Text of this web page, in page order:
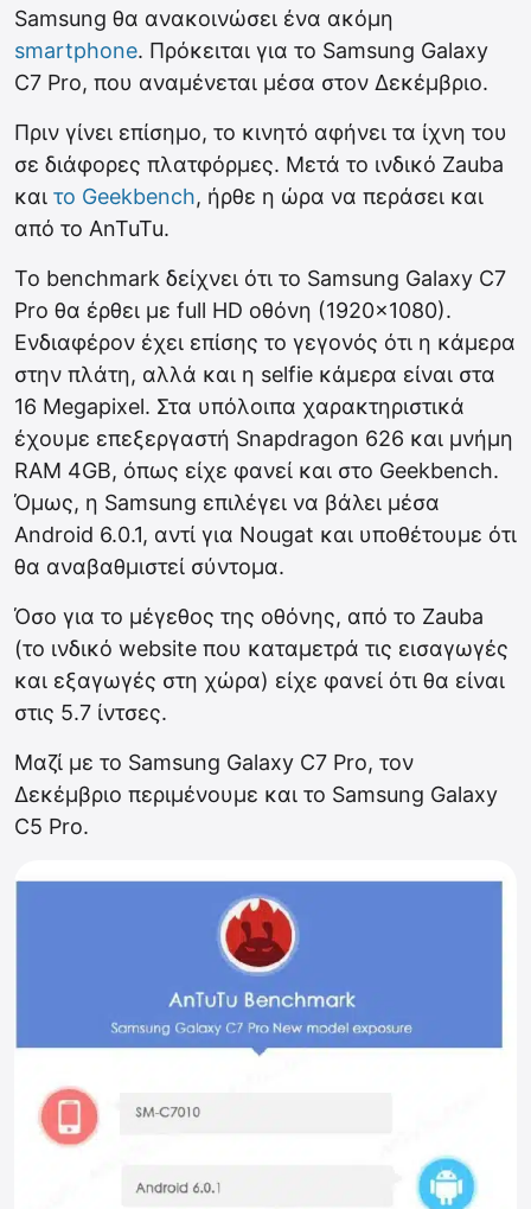
Samsung θα ανακοινώσει ένα ακόμη
smartphone. Πρόκειται για το Samsung Galaxy
C7 Pro, που αναμένεται μέσα στον Δεκέμβριο.
Πριν γίνει επίσημο, το κινητό αφήνει τα ίχνη του
σε διάφορες πλατφόρμες. Μετά το ινδικό Zauba
και το Geekbench, ήρθε η ώρα να περάσει και
από το AnTuTu.
Το benchmark δείχνει ότι το Samsung Galaxy C7
Pro θα έρθει με full HD οθόνη (1920×1080).
Ενδιαφέρον έχει επίσης το γεγονός ότι η κάμερα
στην πλάτη, αλλά και η selfie κάμερα είναι στα
16 Megapixel. Στα υπόλοιπα χαρακτηριστικά
έχουμε επεξεργαστή Snapdragon 626 και μνήμη
RAM 4GB, όπως είχε φανεί και στο Geekbench.
Όμως, η Samsung επιλέγει να βάλει μέσα
Android 6.0.1, αντί για Nougat και υποθέτουμε ότι
θα αναβαθμιστεί σύντομα.
Όσο για το μέγεθος της οθόνης, από το Zauba
(το ινδικό website που καταμετρά τις εισαγωγές
και εξαγωγές στη χώρα) είχε φανεί ότι θα είναι
στις 5.7 ίντσες.
Μαζί με το Samsung Galaxy C7 Pro, τον
Δεκέμβριο περιμένουμε και το Samsung Galaxy
C5 Pro.